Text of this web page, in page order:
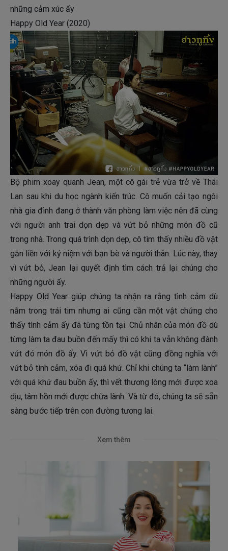
những cảm xúc ấy
Happy Old Year (2020)
Bộ phim xoay quanh Jean, một cô gái trẻ vừa trở về Thái
Lan sau khi du học ngành kiến trúc. Cô muốn cải tạo ngôi
nhà gia đình đang ở thành văn phòng làm việc nên đã cùng
với người anh trai dọn dẹp và vứt bỏ những món đồ cũ
trong nhà. Trong quá trình dọn dẹp, cô tìm thấy nhiều đồ vật
gắn liền với kỷ niệm với bạn bè và người thân. Lúc này, thay
vì vứt bỏ, Jean lại quyết định tìm cách trả lại chúng cho
những người ấy.
Happy Old Year giúp chúng ta nhận ra rằng tình cảm dù
nằm trong trái tim nhưng ai cũng cần một vật chứng cho
thấy tình cảm ấy đã từng tồn tại. Chủ nhân của món đồ dù
từng làm ta đau buồn đến mấy thì có khi ta vẫn không đành
vứt đó món đồ ấy. Vì vứt bỏ đồ vật cũng đồng nghĩa với
vứt bỏ tình cảm, xóa đi quá khứ. Chỉ khi chúng ta “làm lành”
với quá khứ đau buồn ấy, thì vết thương lòng mới được xoa
dịu, tâm hồn mới được chữa lành. Và từ đó, chúng ta sẽ sẵn
sàng bước tiếp trên con đường tương lai.
Xem thêm